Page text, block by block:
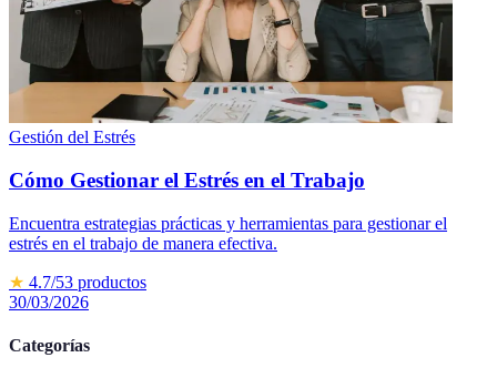
Gestión del Estrés
Cómo Gestionar el Estrés en el Trabajo
Encuentra estrategias prácticas y herramientas para gestionar el
estrés en el trabajo de manera efectiva.
★ 4.7/53 productos
30/03/2026
Categorías